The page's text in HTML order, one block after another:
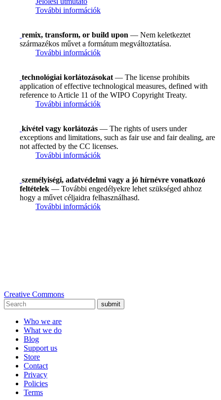
További információk
remix, transform, or build upon — Nem keletkeztet
származékos művet a formátum megváltoztatása.
További információk
technológiai korlátozásokat — The license prohibits
application of effective technological measures, defined with
reference to Article 11 of the WIPO Copyright Treaty.
További információk
kivétel vagy korlátozás — The rights of users under
exceptions and limitations, such as fair use and fair dealing, are
not affected by the CC licenses.
További információk
személyiségi, adatvédelmi vagy a jó hírnévre vonatkozó
feltételek — További engedélyekre lehet szükséged ahhoz
hogy a művet céljaidra felhasználhasd.
További információk
Creative Commons
submit
Who we are
What we do
Blog
Support us
Store
Contact
Privacy
Policies
Terms